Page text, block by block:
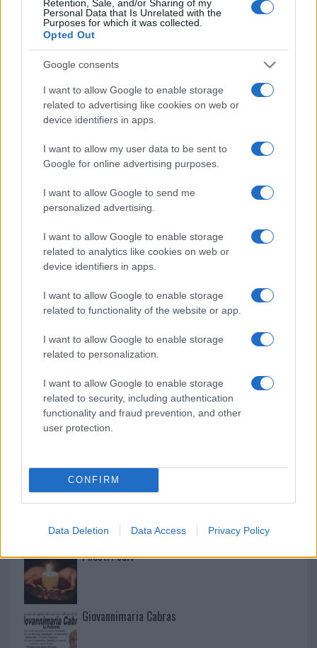
Retention, Sale, and/or Sharing of my
Personal Data that Is Unrelated with the
Purposes for which it was collected.
Opted Out
Google consents
I want to allow Google to enable storage
related to advertising like cookies on web or
device identifiers in apps.
I want to allow my user data to be sent to
Google for online advertising purposes.
I want to allow Google to send me
personalized advertising.
I want to allow Google to enable storage
related to analytics like cookies on web or
device identifiers in apps.
I want to allow Google to enable storage
related to functionality of the website or app.
I want to allow Google to enable storage
related to personalization.
I want to allow Google to enable storage
related to security, including authentication
functionality and fraud prevention, and other
user protection.
CONFIRM
Data Deletion Data Access Privacy Policy
Aggius conquista la classifica delle mete più
amate dell’estate 2026
NECROLOGIE
Mario Malu
Paolo Pinna
Martina Agostina Diturco
I nostri cari
I nostri cari
I nostri cari
Giovannimaria Cabras